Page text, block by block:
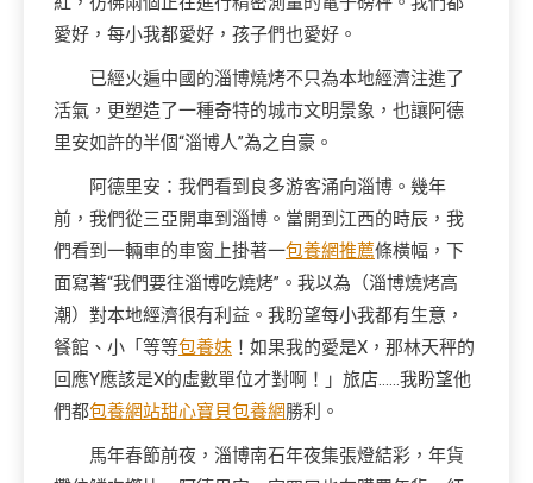
愛好，每小我都愛好，孩子們也愛好。
已經火遍中國的淄博燒烤不只為本地經濟注進了
活氣，更塑造了一種奇特的城市文明景象，也讓阿德
里安如許的半個“淄博人”為之自豪。
阿德里安：我們看到良多游客涌向淄博。幾年
前，我們從三亞開車到淄博。當開到江西的時辰，我
們看到一輛車的車窗上掛著一包養網推薦條橫幅，下
面寫著“我們要往淄博吃燒烤”。我以為（淄博燒烤高
潮）對本地經濟很有利益。我盼望每小我都有生意，
餐館、小「等等包養妹 ！如果我的愛是X，那林天秤的
回應Y應該是X的虛數單位才對啊！」旅店……我盼望他
們都包養網站甜心寶貝包養網勝利。
馬年春節前夜，淄博南石年夜集張燈結彩，年貨